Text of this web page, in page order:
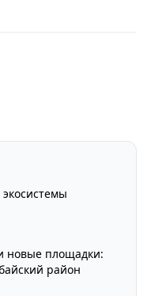
экосистемы
новые площадки:
район